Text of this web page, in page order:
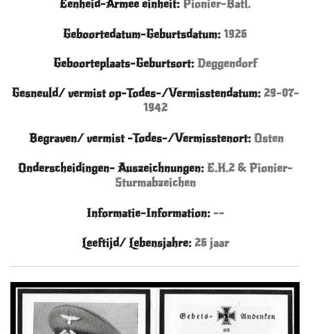
Eenheid-Armee einheit:Pionier-Batl.
Geboortedatum-Geburtsdatum:1926
Geboorteplaats-Geburtsort:Deggendorf
Gesneuld/ vermist op-Todes-/Vermisstendatum:29-07-
1942
Begraven/ vermist -Todes-/Vermisstenort:Osten
Onderscheidingen- Auszeichnungen: E.K.2 & Pionier-
Sturmabzeichen
Informatie-Information: --
Leeftijd/ Lebensjahre:26 jaar